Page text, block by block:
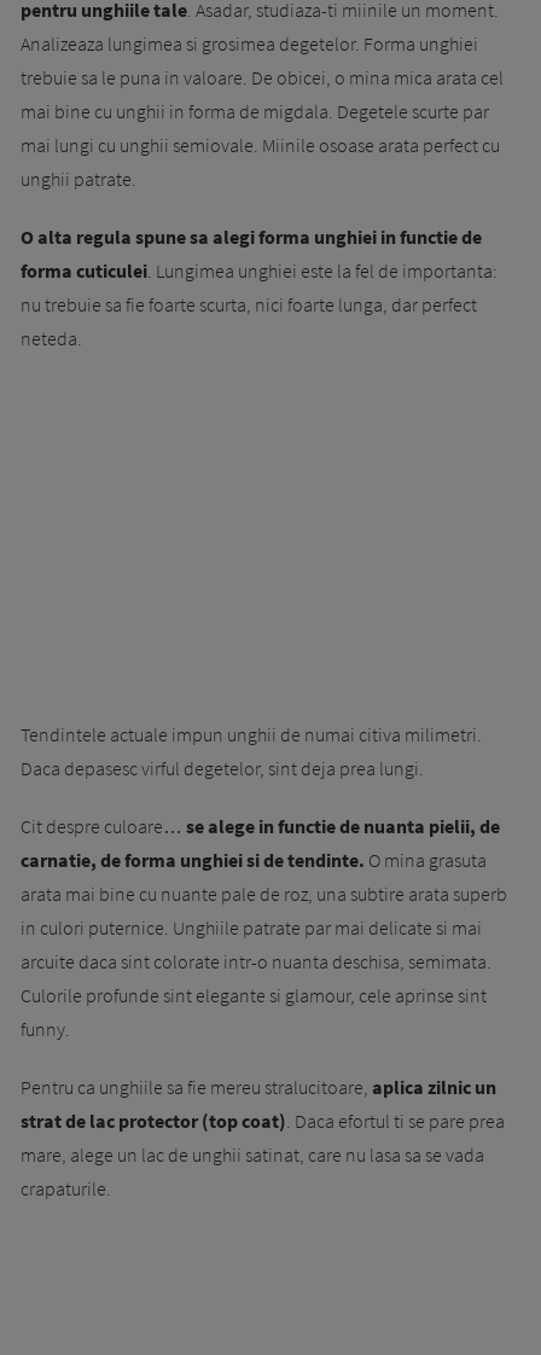
pentru unghiile tale. Asadar, studiaza-ti miinile un moment.
Analizeaza lungimea si grosimea degetelor. Forma unghiei
trebuie sa le puna in valoare. De obicei, o mina mica arata cel
mai bine cu unghii in forma de migdala. Degetele scurte par
mai lungi cu unghii semiovale. Miinile osoase arata perfect cu
unghii patrate.
O alta regula spune sa alegi forma unghiei in functie de
forma cuticulei. Lungimea unghiei este la fel de importanta:
nu trebuie sa fie foarte scurta, nici foarte lunga, dar perfect
neteda.
Tendintele actuale impun unghii de numai citiva milimetri.
Daca depasesc virful degetelor, sint deja prea lungi.
Cit despre culoare… se alege in functie de nuanta pielii, de
carnatie, de forma unghiei si de tendinte. O mina grasuta
arata mai bine cu nuante pale de roz, una subtire arata superb
in culori puternice. Unghiile patrate par mai delicate si mai
arcuite daca sint colorate intr-o nuanta deschisa, semimata.
Culorile profunde sint elegante si glamour, cele aprinse sint
funny.
Pentru ca unghiile sa fie mereu stralucitoare, aplica zilnic un
strat de lac protector (top coat). Daca efortul ti se pare prea
mare, alege un lac de unghii satinat, care nu lasa sa se vada
crapaturile.